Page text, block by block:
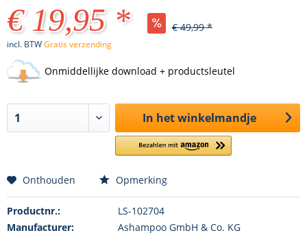
€ 19,95 * € 49,99 *
incl. BTWGratis verzending
Onmiddellijke download + productsleutel
In het winkelmandje
Onthouden Opmerking
Productnr.:
LS-102704
Manufacturer:
Ashampoo GmbH & Co. KG